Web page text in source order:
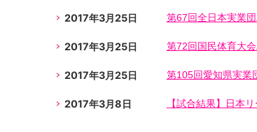
2017年3月25日 第67回全日本実業
2017年3月25日 第72回国民体育大
2017年3月25日 第105回愛知県実業
2017年3月8日 【試合結果】日本